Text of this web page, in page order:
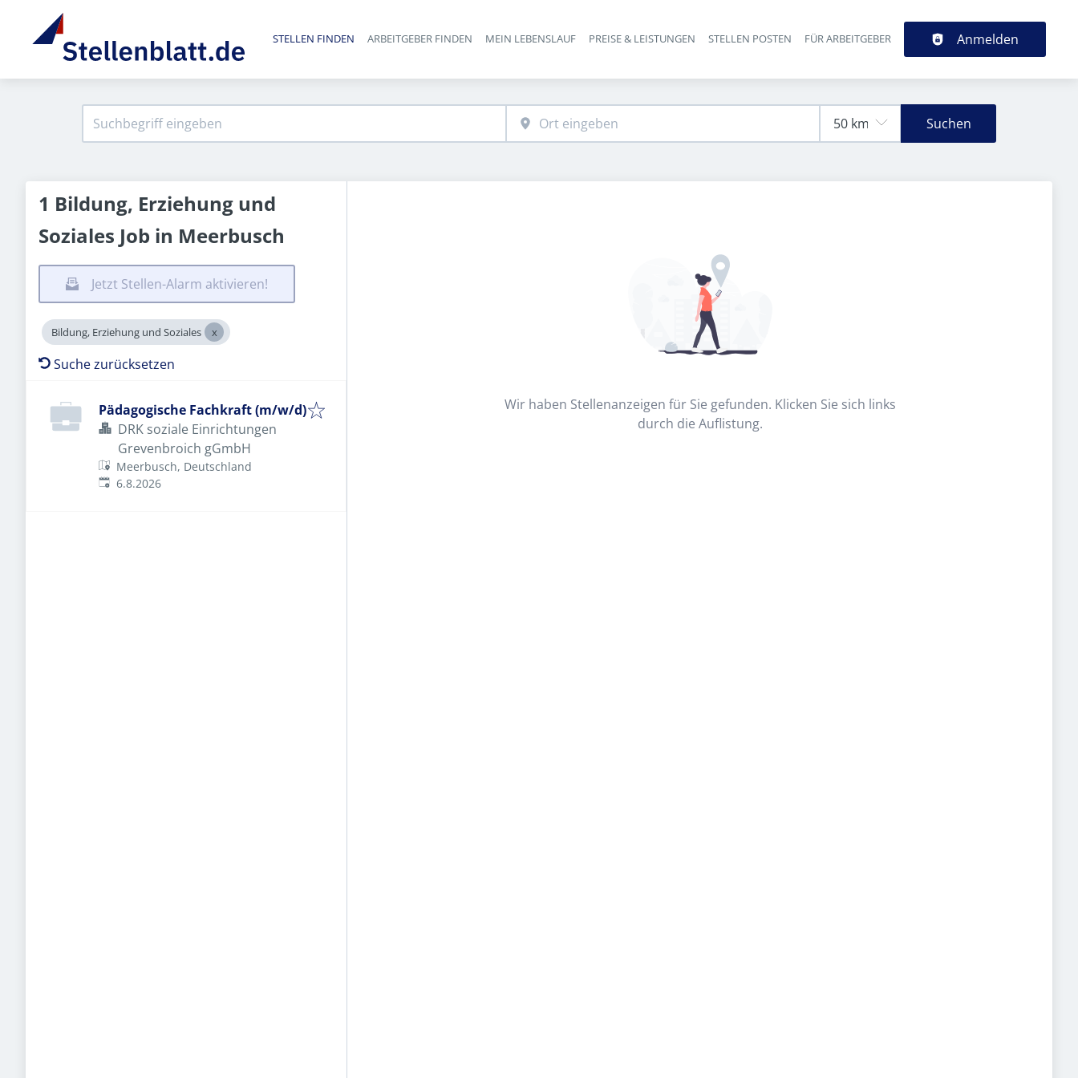
Haupt-Navigation
STELLEN FINDEN ARBEITGEBER FINDEN MEIN LEBENSLAUF PREISE & LEISTUNGEN STELLEN POSTEN FÜR ARBEITGEBER Anmelden
Suchen
1 Bildung, Erziehung und
Soziales Job in Meerbusch
Jetzt Stellen-Alarm aktivieren!
Bildung, Erziehung und Soziales
Suche zurücksetzen
Pädagogische Fachkraft (m/w/d)
DRK soziale Einrichtungen
Grevenbroich gGmbH
Meerbusch, Deutschland
Veröffentlicht
6.8.2026
Wir haben Stellenanzeigen für Sie gefunden. Klicken Sie sich links
durch die Auflistung.